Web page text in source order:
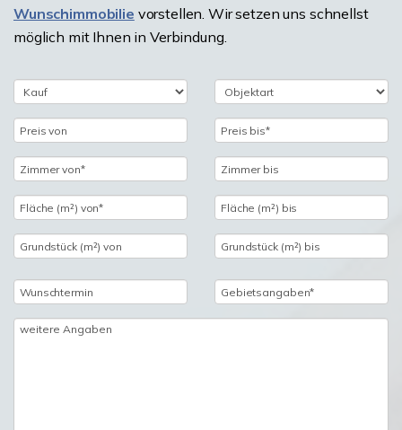
Wunschimmobilie vorstellen. Wir setzen uns schnellst
möglich mit Ihnen in Verbindung.